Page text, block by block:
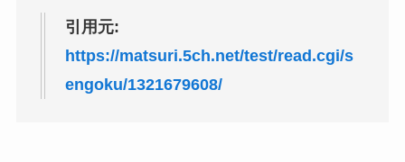
引用元:
https://matsuri.5ch.net/test/read.cgi/s
engoku/1321679608/